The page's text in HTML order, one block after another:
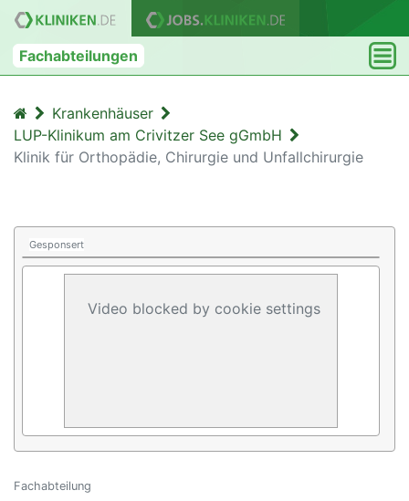
Fachabteilungen
Krankenhäuser
LUP-Klinikum am Crivitzer See gGmbH
Klinik für Orthopädie, Chirurgie und Unfallchirurgie
Gesponsert
Video blocked by cookie settings
Fachabteilung